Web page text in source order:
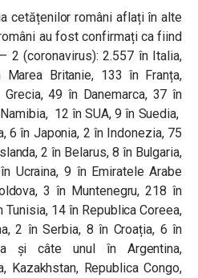
cetățenilor români aflați în alte
au fost confirmați ca fiind
2 (coronavirus): 2.557 în Italia,
Britanie, 133 în Franța,
49 în Danemarca, 37 în
12 în SUA, 9 în Suedia,
6 în Japonia, 2 în Indonezia, 75
2 în Belarus, 8 în Bulgaria,
Ucraina, 9 în Emiratele Arabe
3 în Muntenegru, 218 în
Tunisia, 14 în Republica Coreea,
2 în Serbia, 8 în Croația, 6 în
și câte unul în Argentina,
Kazakhstan, Republica Congo,